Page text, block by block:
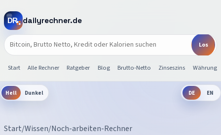
dailyrechner.de
Start Alle Rechner Ratgeber Blog Brutto-Netto Zinseszins
Hell Dunkel DE EN
Start/Wissen/Noch-arbeiten-Rechner